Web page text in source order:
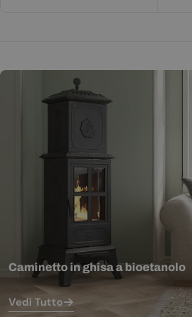
Caminetto in ghisa a bioetanolo
Vedi Tutto